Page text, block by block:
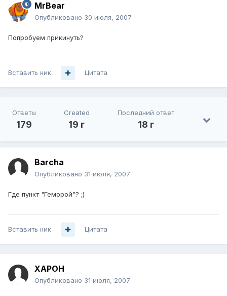
MrBear
Опубликовано 30 июля, 2007
Попробуем прикинуть?
Вставить ник Цитата
Ответы
179
Created
19 г
Последний ответ
18 г
Barcha
Опубликовано 31 июля, 2007
Где пункт "Геморой"? ;)
Вставить ник Цитата
XAPOH
Опубликовано 31 июля, 2007